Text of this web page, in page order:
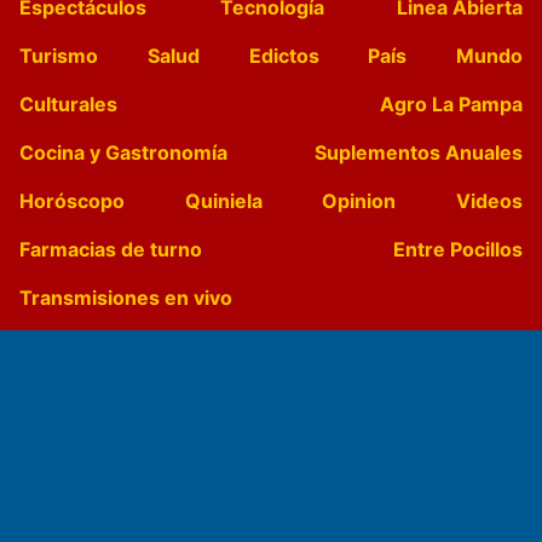
Espectáculos
Tecnología
Linea Abierta
Turismo
Salud Edictos País
Mundo
Culturales
Agro La Pampa
Cocina y Gastronomía
Suplementos Anuales
Horóscopo
Quiniela Opinion
Videos
Farmacias de turno
Entre Pocillos
Transmisiones en vivo